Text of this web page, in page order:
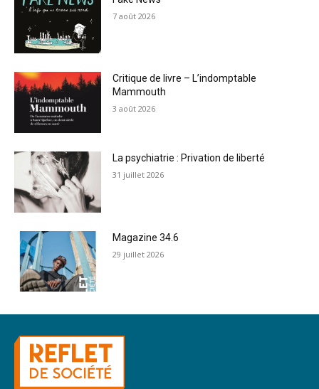
7 août 2026
Critique de livre – L’indomptable
Mammouth
3 août 2026
La psychiatrie : Privation de liberté
31 juillet 2026
Magazine 34.6
29 juillet 2026